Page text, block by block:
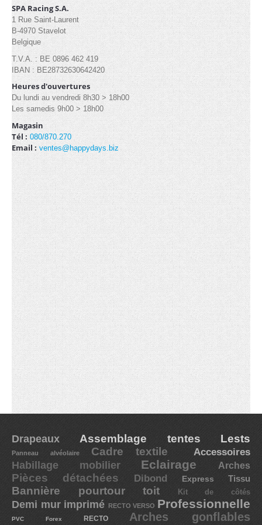
Industrielle/Pagode (13)
CONTACT
SPA Racing S.A.
1 Rue Saint-Laurent
B-4970 Stavelot
Belgique
T.V.A. : BE 0896 462 419
IBAN : BE28732630642420
Heures d'ouvertures
Du lundi au vendredi 8h30 > 18h00
Les samedis 9h00 > 18h00
Magasin
Tél : 080/870.270
Email : ventes@happydays.biz
DrapeauxAssemblage tentes Lests
Panneau alvéolaire Cadre textile Accessoires
Habillage mobilier Eclairage Arches
Pièces détachées Dibond Express Tissu
Bannière pourtour toit Kit de côtés
Demi mur imprimé RECTO VERSO Professionnelle
PVC Forex RECTO Arches gonflables